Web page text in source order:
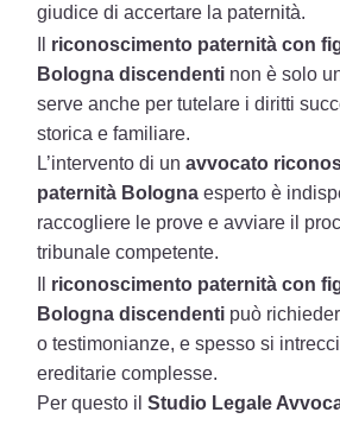
giudice di accertare la paternità.
riconoscimento paternità con
Bologna discendenti non è solo
serve anche per tutelare i diritti
storica e familiare.
L’intervento di unavvocato
paternità Bologna esperto è
raccogliere le prove e avviare il
tribunale competente.
riconoscimento paternità con
Bologna discendenti può
o testimonianze, e spesso si
ereditarie complesse.
Per questo ilStudio Legale